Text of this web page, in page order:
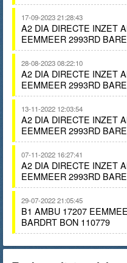
17-09-2023 21:28:43
A2 DIA DIRECTE INZET
EEMMEER 2993RD
28-08-2023 08:22:10
A2 DIA DIRECTE INZET
EEMMEER 2993RD
13-11-2022 12:03:54
A2 DIA DIRECTE INZET
EEMMEER 2993RD
07-11-2022 16:27:41
A2 DIA DIRECTE INZET
EEMMEER 2993RD
29-07-2022 21:05:45
B1 AMBU 17207
BARDRT BON 110779